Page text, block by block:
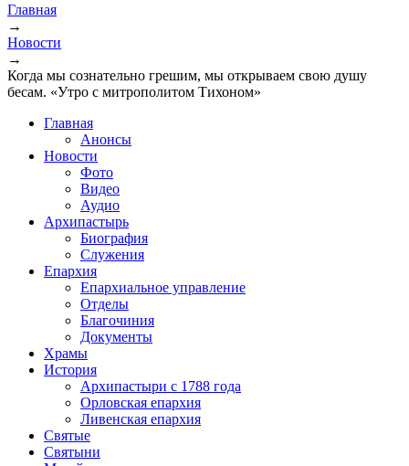
Главная
→
Новости
→
Когда мы сознательно грешим, мы открываем свою душу
бесам. «Утро с митрополитом Тихоном»
Главная
Анонсы
Новости
Фото
Видео
Аудио
Архипастырь
Биография
Служения
Епархия
Епархиальное управление
Отделы
Благочиния
Документы
Храмы
История
Архипастыри с 1788 года
Орловская епархия
Ливенская епархия
Святые
Святыни